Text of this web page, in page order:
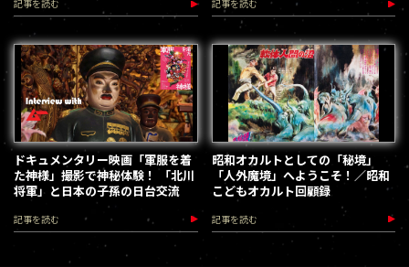
記事を読む 記事を読む
ドキュメンタリー映画「軍服を着
た神様」撮影で神秘体験！ 「北川
将軍」と日本の子孫の日台交流
記事を読む
昭和オカルトとしての「秘境」
「人外魔境」へようこそ！／昭和
こどもオカルト回顧録
記事を読む